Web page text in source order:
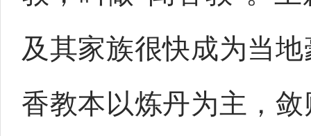
及其家族很快成为当
香教本以炼丹为主，